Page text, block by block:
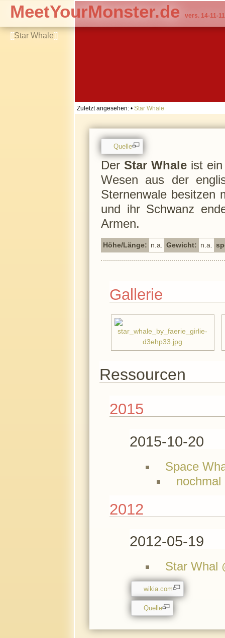
[[Star Whale]]
MeetYourMonster.de vers. 14-11-11
Zuletzt angesehen: • Star Whale
Quelle
Der Star Whaleist ein
Wesen aus der
Sternenwale besitzen
und ihr Schwanz
Armen.
Höhe/Länge: n.a. Gewicht: n.a.
Gallerie
Ressourcen
2015
2015-10-20
Space
nochmal
2012
2012-05-19
Star Whal
wikia.com
Quelle